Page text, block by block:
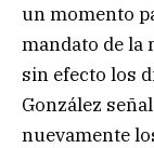
un momento
mandato de la
sin efecto los
González
nuevamente